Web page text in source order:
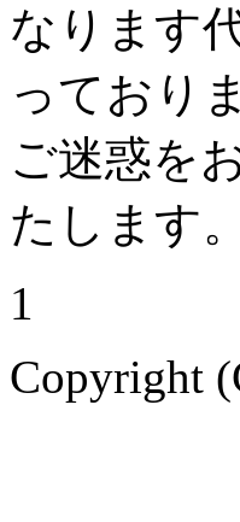
なります
っており
ご迷惑を
たします。
1
Copyright